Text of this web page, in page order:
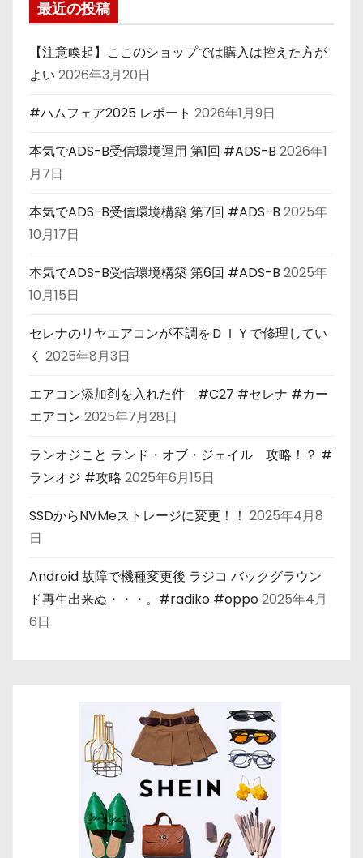
最近の投稿
【注意喚起】ここのショップでは購入は控えた方が
よい 2026年3月20日
#ハムフェア2025 レポート 2026年1月9日
本気でADS-B受信環境運用 第1回 #ADS-B 2026年1
月7日
本気でADS-B受信環境構築 第7回 #ADS-B 2025年
10月17日
本気でADS-B受信環境構築 第6回 #ADS-B 2025年
10月15日
セレナのリヤエアコンが不調をＤＩＹで修理してい
く 2025年8月3日
エアコン添加剤を入れた件 #C27 #セレナ #カー
エアコン 2025年7月28日
ランオジこと ランド・オブ・ジェイル 攻略！？ #
ランオジ #攻略 2025年6月15日
SSDからNVMeストレージに変更！！ 2025年4月8
日
Android 故障で機種変更後 ラジコ バックグラウン
ド再生出来ぬ・・・。#radiko #oppo2025年4月
6日